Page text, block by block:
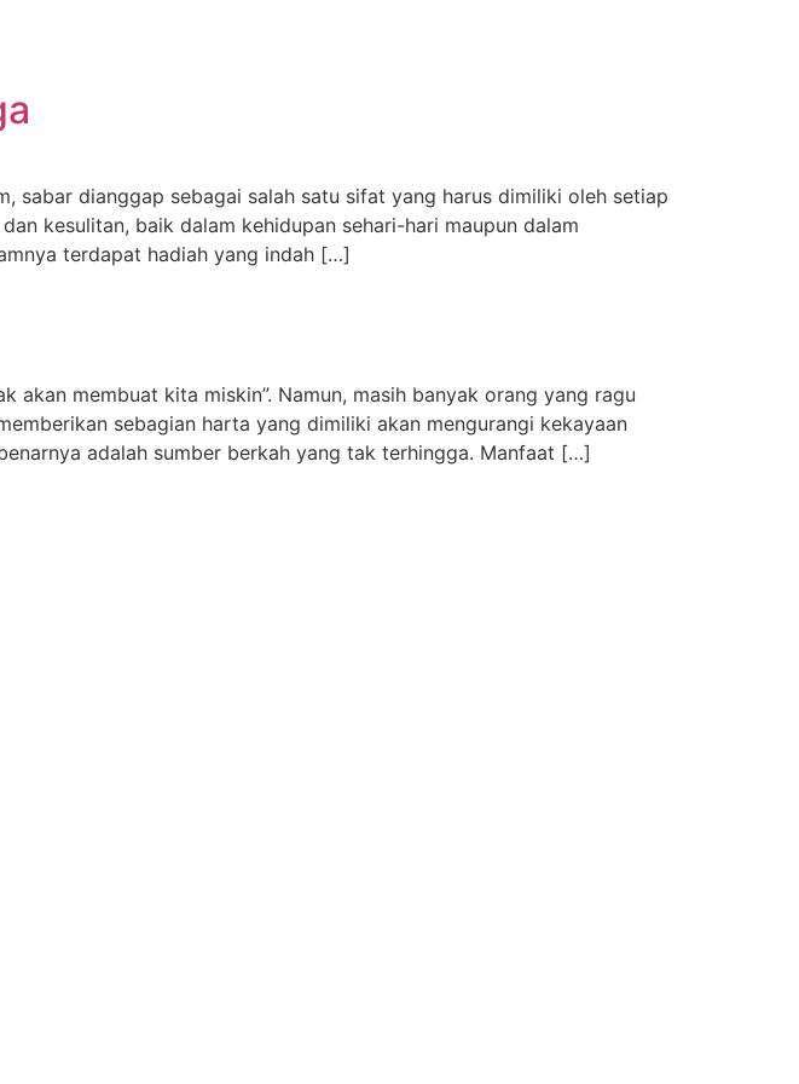
sabar dianggap sebagai salah satu sifat yang harus dimiliki oleh setiap
kesulitan, baik dalam kehidupan sehari-hari maupun dalam
terdapat hadiah yang indah […]
akan membuat kita miskin”. Namun, masih banyak orang yang ragu
sebagian harta yang dimiliki akan mengurangi kekayaan
adalah sumber berkah yang tak terhingga. Manfaat […]